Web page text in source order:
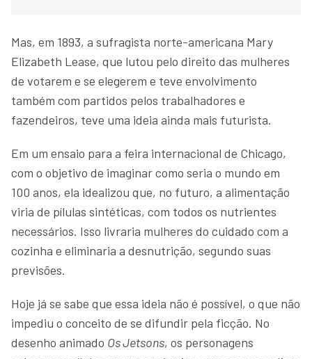
Mas, em 1893, a sufragista norte-americana Mary
Elizabeth Lease, que lutou pelo direito das mulheres
de votarem e se elegerem e teve envolvimento
também com partidos pelos trabalhadores e
fazendeiros, teve uma ideia ainda mais futurista.
Em um ensaio para a feira internacional de Chicago,
com o objetivo de imaginar como seria o mundo em
100 anos, ela idealizou que, no futuro, a alimentação
viria de pílulas sintéticas, com todos os nutrientes
necessários. Isso livraria mulheres do cuidado com a
cozinha e eliminaria a desnutrição, segundo suas
previsões.
Hoje já se sabe que essa ideia não é possível, o que não
impediu o conceito de se difundir pela ficção. No
desenho animado Os Jetsons, os personagens